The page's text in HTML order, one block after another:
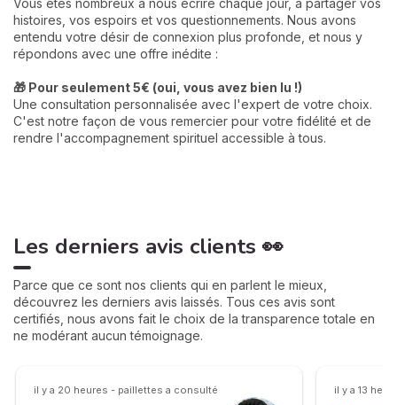
Vous êtes nombreux à nous écrire chaque jour, à partager vos
histoires, vos espoirs et vos questionnements. Nous avons
entendu votre désir de connexion plus profonde, et nous y
répondons avec une offre inédite :
🎁 Pour seulement 5€ (oui, vous avez bien lu !)
Une consultation personnalisée avec l'expert de votre choix.
C'est notre façon de vous remercier pour votre fidélité et de
rendre l'accompagnement spirituel accessible à tous.
Les derniers avis clients 👀
Parce que ce sont nos clients qui en parlent le mieux,
découvrez les derniers avis laissés. Tous ces avis sont
certifiés, nous avons fait le choix de la transparence totale en
ne modérant aucun témoignage.
il y a 20 heures - paillettes a consulté il y a 13